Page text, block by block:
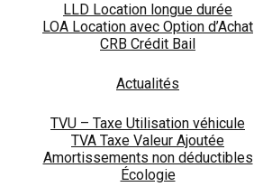
LLD Location longue durée
LOA Location avec Option d’Achat
CRB Crédit Bail
Actualités
TVU – Taxe Utilisation véhicule
TVA Taxe Valeur Ajoutée
Amortissements non déductibles
Écologie